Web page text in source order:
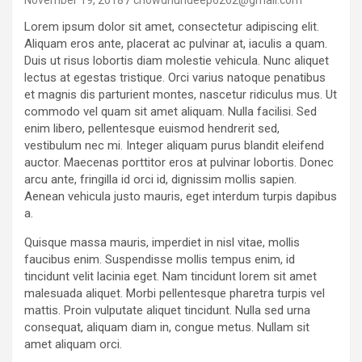
Lorem ipsum dolor sit amet, consectetur adipiscing elit.
Aliquam eros ante, placerat ac pulvinar at, iaculis a quam.
Duis ut risus lobortis diam molestie vehicula. Nunc aliquet
lectus at egestas tristique. Orci varius natoque penatibus
et magnis dis parturient montes, nascetur ridiculus mus. Ut
commodo vel quam sit amet aliquam. Nulla facilisi. Sed
enim libero, pellentesque euismod hendrerit sed,
vestibulum nec mi. Integer aliquam purus blandit eleifend
auctor. Maecenas porttitor eros at pulvinar lobortis. Donec
arcu ante, fringilla id orci id, dignissim mollis sapien.
Aenean vehicula justo mauris, eget interdum turpis dapibus
a.
Quisque massa mauris, imperdiet in nisl vitae, mollis
faucibus enim. Suspendisse mollis tempus enim, id
tincidunt velit lacinia eget. Nam tincidunt lorem sit amet
malesuada aliquet. Morbi pellentesque pharetra turpis vel
mattis. Proin vulputate aliquet tincidunt. Nulla sed urna
consequat, aliquam diam in, congue metus. Nullam sit
amet aliquam orci.